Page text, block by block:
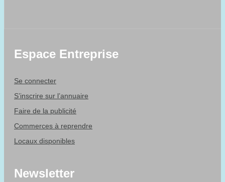
Espace Entreprise
Se connecter
S’inscrire sur l’annuaire
Faire de la publicité
Commerces à reprendre
Locaux disponibles
Newsletter